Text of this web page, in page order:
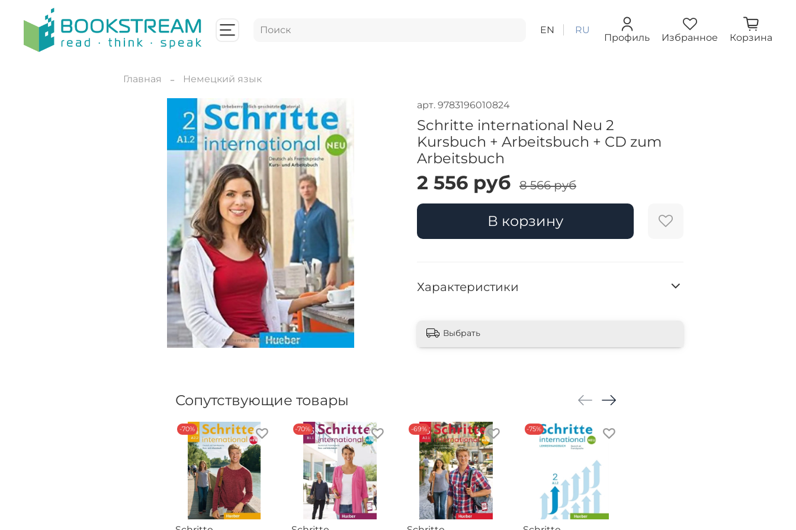
EN RU
Профиль Избранное Корзина
Главная Немецкий язык
арт. 9783196010824
Schritte international Neu 2
Kursbuch + Arbeitsbuch + CD zum
Arbeitsbuch
2 556 руб 8 566 руб
В корзину
Характеристики
Выбрать
Сопутствующие товары
-70% -70% -69% -75%